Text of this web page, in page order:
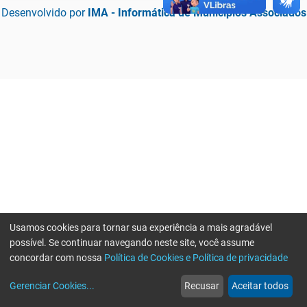
Desenvolvido por IMA - Informática de Municípios Associados
web
Notícias
more_horiz
Mais
Usamos cookies para tornar sua experiência a mais agradável
possível. Se continuar navegando neste site, você assume
concordar com nossa Política de Cookies e Política de privacidade
Gerenciar Cookies... Recusar Aceitar todos
Erro ao enviar informações, por favor tente novamente